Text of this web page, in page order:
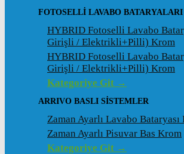
FOTOSELLİ LAVABO BATARYALARI
HYBRID Fotoselli Lavabo
Girişli / Elektrikli+Pilli) Krom
HYBRID Fotoselli Lavabo
Girişli / Elektrikli+Pilli) Krom
Kategoriye Git →
ARRIVO BASLI SİSTEMLER
Zaman Ayarlı Lavabo Bataryası
Zaman Ayarlı Pisuvar Bas Krom
Kategoriye Git →